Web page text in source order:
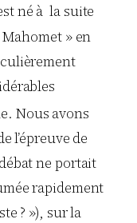
né à la suite
Mahomet » en
Nous avons
l’épreuve de
ne portait
rapidement
? »), sur la